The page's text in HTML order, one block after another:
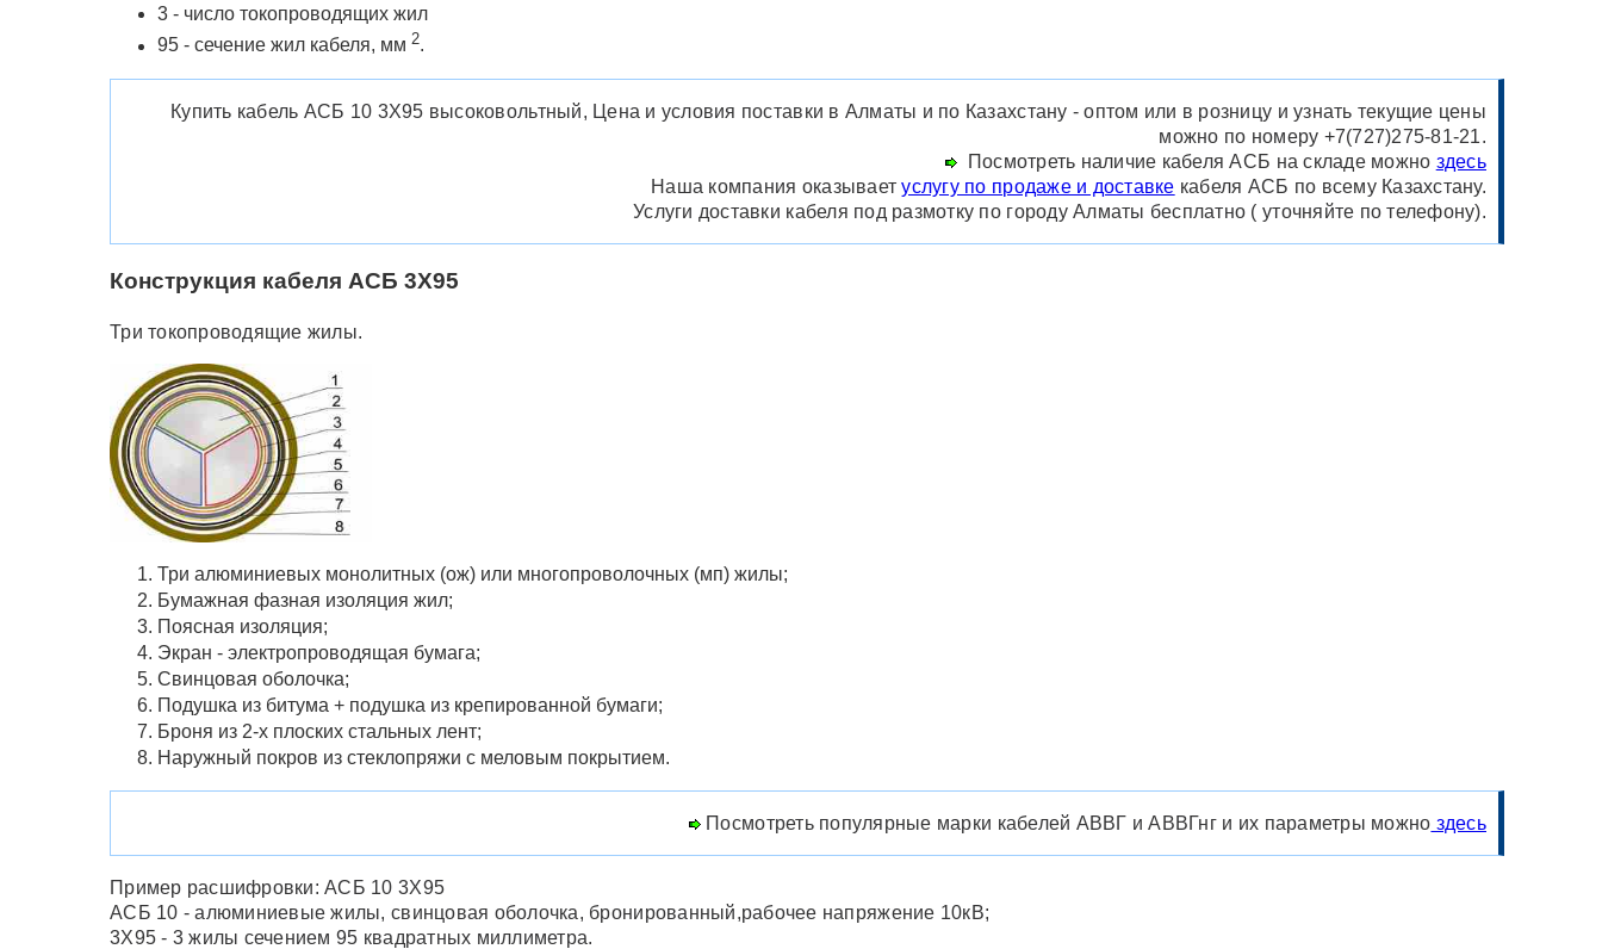
3 - число токопроводящих жил
95 - сечение жил кабеля, мм 2.
Купить кабель АСБ 10 3Х95 высоковольтный, Цена и условия поставки в Алматы и по Казахстану - оптом или в розницу и узнать текущие цены
можно по номеру +7(727)275-81-21.
Посмотреть наличие кабеля АСБ на складе можно здесь
Наша компания оказываетуслугу по продаже и доставке кабеля АСБ по всему Казахстану.
Услуги доставки кабеля под размотку по городу Алматы бесплатно ( уточняйте по телефону).
Конструкция кабеля АСБ 3Х95
Три токопроводящие жилы.
Три алюминиевых монолитных (ож) или многопроволочных (мп) жилы;
Бумажная фазная изоляция жил;
Поясная изоляция;
Экран - электропроводящая бумага;
Свинцовая оболочка;
Подушка из битума + подушка из крепированной бумаги;
Броня из 2-х плоских стальных лент;
Наружный покров из стеклопряжи с меловым покрытием.
Посмотреть популярные марки кабелей АВВГ и АВВГнг и их параметры можно здесь
Пример расшифровки: АСБ 10 3Х95
АСБ 10 - алюминиевые жилы, свинцовая оболочка, бронированный,рабочее напряжение 10кВ;
3Х95 - 3 жилы сечением 95 квадратных миллиметра.